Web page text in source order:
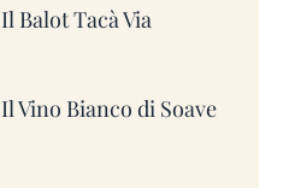
Il Balot Tacà Via
Il Vino Bianco di Soave